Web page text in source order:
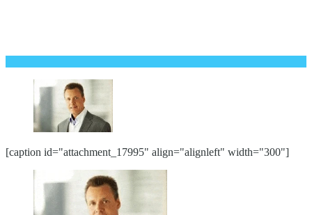
[caption id="attachment_17995" align="alignleft" width="300"]